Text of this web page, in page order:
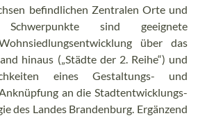
befindlichen Zentralen Orte und
Schwerpunkte sind geeignete
über das
hinaus („Städte der 2. Reihe“) und
eines Gestaltungs- und
an die Stadtentwicklungs-
des Landes Brandenburg. Ergänzend